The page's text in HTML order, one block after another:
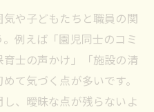
や子どもたちと職員の関
例えば「園児同士のコミ
士の声かけ」「施設の清
て気づく点が多いです。
、曖昧な点が残らないよ